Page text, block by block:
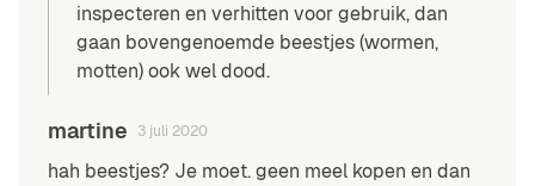
inspecteren en verhitten voor gebruik, dan
gaan bovengenoemde beestjes (wormen,
motten) ook wel dood.
martine 3 juli 2020
hah beestjes? Je moet. geen meel kopen en dan